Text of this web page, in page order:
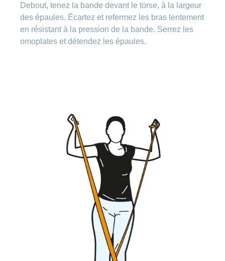
Debout, tenez la bande devant le torse, à la largeur
des épaules. Écartez et refermez les bras lentement
en résistant à la pression de la bande. Serrez les
omoplates et détendez les épaules.